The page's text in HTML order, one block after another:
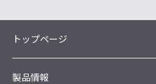
トップページ
製品情報